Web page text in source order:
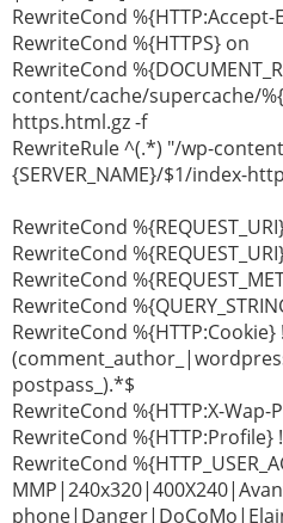
RewriteCond
RewriteCond %{HTTPS} on
RewriteCond
content/cache/supercache/
https.html.gz -f
RewriteRule ^(.*) "/wp-
{SERVER_NAME}/$1/index-
RewriteCond
RewriteCond
RewriteCond
RewriteCond
RewriteCond %{HTTP:Cookie}
postpass_).*$
RewriteCond %{HTTP:X-Wap-
RewriteCond %{HTTP:Profile}
RewriteCond